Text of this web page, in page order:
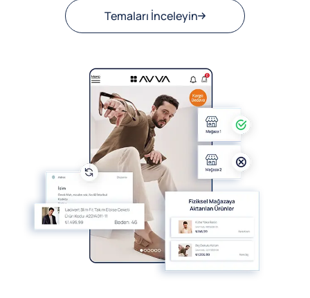
Temaları İnceleyin